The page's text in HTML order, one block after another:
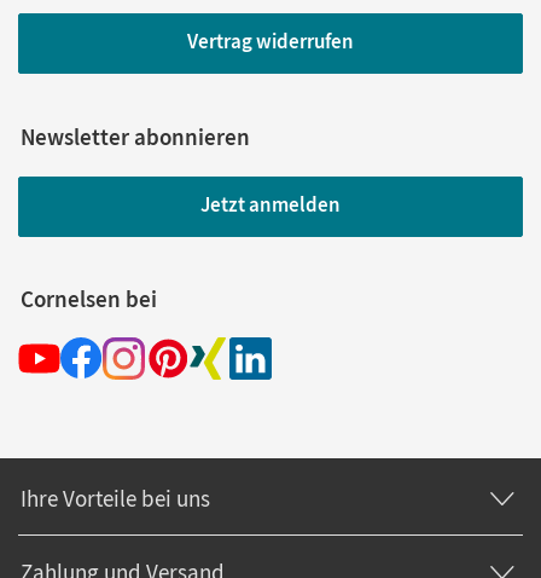
Vertrag widerrufen
Newsletter abonnieren
Jetzt anmelden
Cornelsen bei
Ihre Vorteile bei uns
Zahlung und Versand